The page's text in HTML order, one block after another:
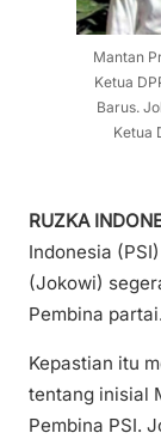
Mantan
Ketua
Barus.
Ketua
RUZKA
Indonesia
(Jokowi)
Pembina partai.
Kepastian itu
tentang inisial
Pembina PSI.